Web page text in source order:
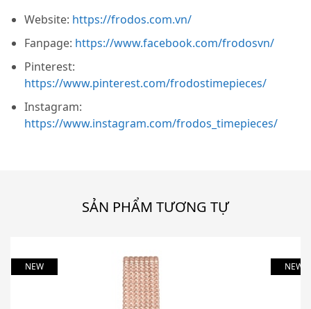
Website: https://frodos.com.vn/
Fanpage: https://www.facebook.com/frodosvn/
Pinterest:
https://www.pinterest.com/frodostimepieces/
Instagram:
https://www.instagram.com/frodos_timepieces/
SẢN PHẨM TƯƠNG TỰ
NEW NEW